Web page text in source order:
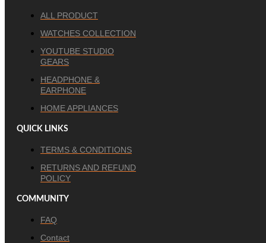
ALL PRODUCT
WATCHES COLLECTION
YOUTUBE STUDIO
GEARS
HEADPHONE &
EARPHONE
HOME APPLIANCES
QUICK LINKS
TERMS & CONDITIONS
RETURNS AND REFUND
POLICY
COMMUNITY
FAQ
Contact